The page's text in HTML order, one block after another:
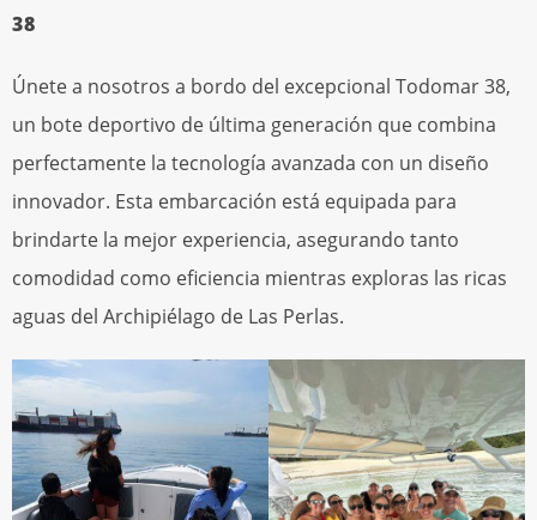
38
Únete a nosotros a bordo del excepcional Todomar 38,
un bote deportivo de última generación que combina
perfectamente la tecnología avanzada con un diseño
innovador. Esta embarcación está equipada para
brindarte la mejor experiencia, asegurando tanto
comodidad como eficiencia mientras exploras las ricas
aguas del Archipiélago de Las Perlas.